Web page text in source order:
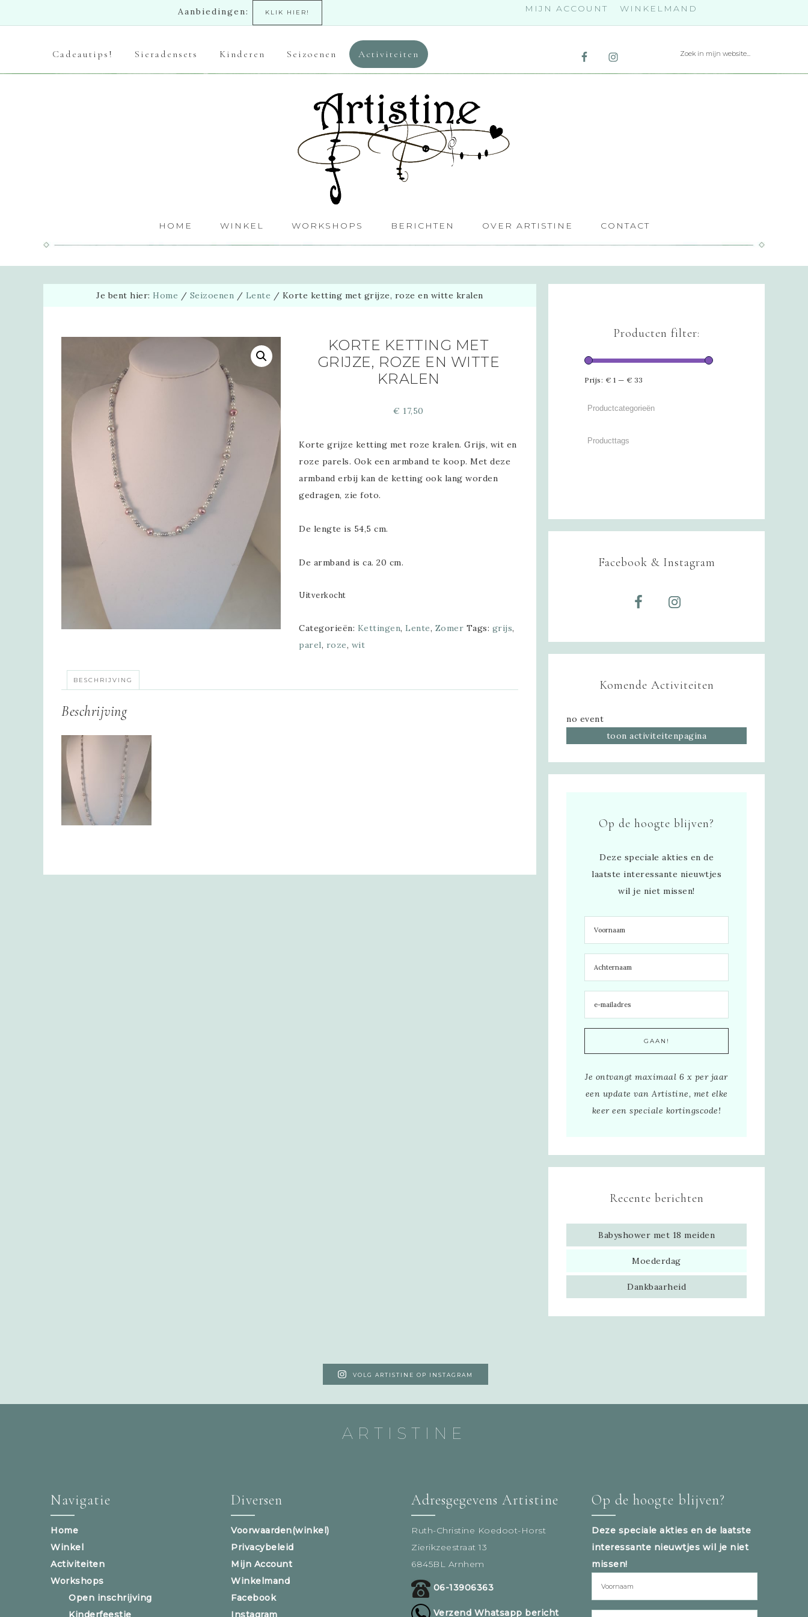
Aanbiedingen: KLIK HIER! MIJN ACCOUNT WINKELMAND
Cadeautips! Sieradensets Kinderen Seizoenen Activiteiten
HOME WINKEL WORKSHOPS BERICHTEN OVER ARTISTINE CONTACT
Je bent hier: Home / Seizoenen / Lente / Korte ketting met grijze, roze en witte kralen
KORTE KETTING MET
GRIJZE, ROZE EN WITTE
KRALEN
€ 17,50
Korte grijze ketting met roze kralen. Grijs, wit en
roze parels. Ook een armband te koop. Met deze
armband erbij kan de ketting ook lang worden
gedragen, zie foto.
De lengte is 54,5 cm.
De armband is ca. 20 cm.
Uitverkocht
Categorieën: Kettingen,Lente, Zomer Tags: grijs,
parel, roze, wit
BESCHRIJVING
Beschrijving
Producten filter:
Prijs: € 1 — € 33
Facebook & Instagram
Komende Activiteiten
no event
toon activiteitenpagina
Op de hoogte blijven?
Deze speciale akties en de
laatste interessante nieuwtjes
wil je niet missen!
Je ontvangt maximaal 6 x per jaar
een update van Artistine, met elke
keer een speciale kortingscode!
Recente berichten
Babyshower met 18 meiden
Moederdag
Dankbaarheid
VOLG ARTISTINE OP INSTAGRAM
ARTISTINE
Navigatie
Home
Winkel
Activiteiten
Workshops
Open inschrijving
Kinderfeestje
Diversen
Voorwaarden(winkel)
Privacybeleid
Mijn Account
Winkelmand
Facebook
Instagram
Adresgegevens Artistine
Ruth-Christine Koedoot-Horst
Zierikzeestraat 13
6845BL Arnhem
06-13906363
Verzend Whatsapp bericht
Op de hoogte blijven?
Deze speciale akties en de laatste
interessante nieuwtjes wil je niet
missen!